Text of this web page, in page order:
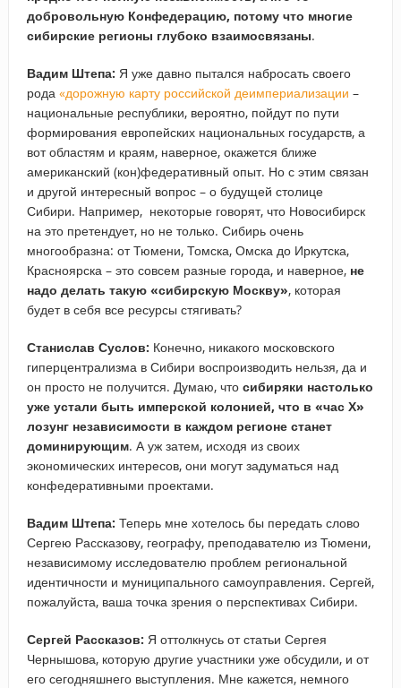
добровольную Конфедерацию, потому что многие
сибирские регионы глубоко взаимосвязаны.
Вадим Штепа: Я уже давно пытался набросать своего
рода «дорожную карту российской деимпериализации –
национальные республики, вероятно, пойдут по пути
формирования европейских национальных государств, а
вот областям и краям, наверное, окажется ближе
американский (кон)федеративный опыт. Но с этим связан
и другой интересный вопрос – о будущей столице
Сибири. Например, некоторые говорят, что Новосибирск
на это претендует, но не только. Сибирь очень
многообразна: от Тюмени, Томска, Омска до Иркутска,
Красноярска – это совсем разные города, и наверное, не
надо делать такую «сибирскую Москву», которая
будет в себя все ресурсы стягивать?
Станислав Суслов: Конечно, никакого московского
гиперцентрализма в Сибири воспроизводить нельзя, да и
он просто не получится. Думаю, что сибиряки настолько
уже устали быть имперской колонией, что в «час Х»
лозунг независимости в каждом регионе станет
доминирующим. А уж затем, исходя из своих
экономических интересов, они могут задуматься над
конфедеративными проектами.
Вадим Штепа: Теперь мне хотелось бы передать слово
Сергею Рассказову, географу, преподавателю из Тюмени,
независимому исследователю проблем региональной
идентичности и муниципального самоуправления. Сергей,
пожалуйста, ваша точка зрения о перспективах Сибири.
Сергей Рассказов: Я оттолкнусь от статьи Сергея
Чернышова, которую другие участники уже обсудили, и от
его сегодняшнего выступления. Мне кажется, немного